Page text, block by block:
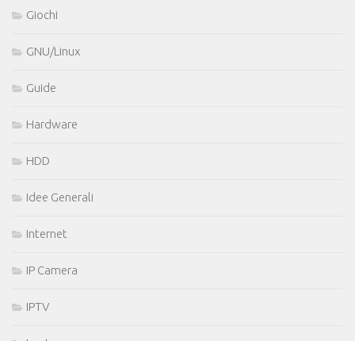
Giochi
GNU/Linux
Guide
Hardware
HDD
Idee Generali
Internet
IP Camera
IPTV